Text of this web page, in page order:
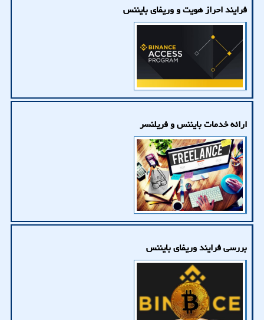
فرایند احراز هویت و وریفای بایننس
ارائه خدمات بایننس و فریلنسر
بررسی فرایند وریفای بایننس